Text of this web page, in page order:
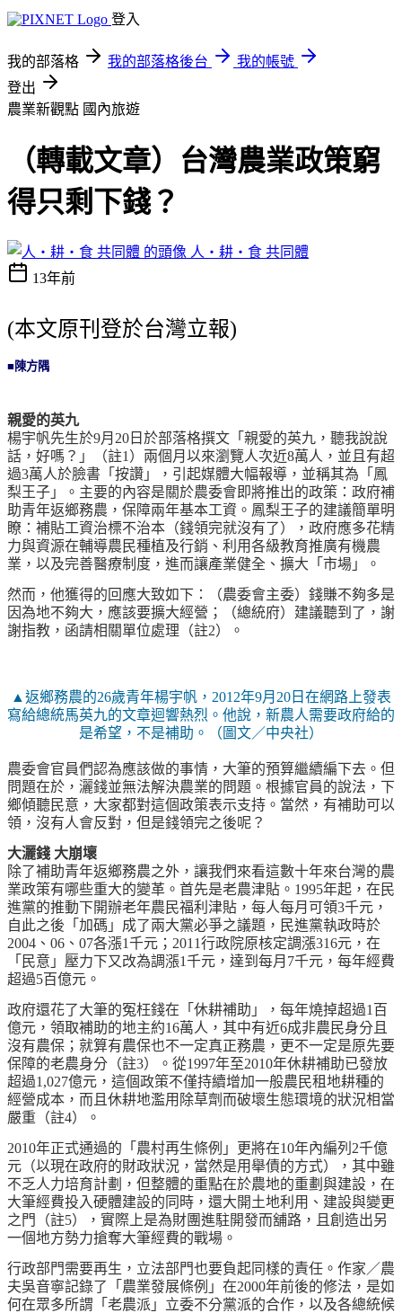
登入
我的部落格 我的部落格後台
我的帳號
登出
農業新觀點 國內旅遊
（轉載文章）台灣農業政策窮
得只剩下錢？
人‧耕‧食 共同體
13年前
(本文原刊登於台灣立報)
■陳方隅
親愛的英九
楊宇帆先生於9月20日於部落格撰文「親愛的英九，聽我說說
話，好嗎？」（註1）兩個月以來瀏覽人次近8萬人，並且有超
過3萬人於臉書「按讚」，引起媒體大幅報導，並稱其為「鳳
梨王子」。主要的內容是關於農委會即將推出的政策：政府補
助青年返鄉務農，保障兩年基本工資。鳳梨王子的建議簡單明
瞭：補貼工資治標不治本（錢領完就沒有了），政府應多花精
力與資源在輔導農民種植及行銷、利用各級教育推廣有機農
業，以及完善醫療制度，進而讓產業健全、擴大「市場」。
然而，他獲得的回應大致如下：（農委會主委）錢賺不夠多是
因為地不夠大，應該要擴大經營；（總統府）建議聽到了，謝
謝指教，函請相關單位處理（註2）。
▲返鄉務農的26歲青年楊宇帆，2012年9月20日在網路上發表
寫給總統馬英九的文章迴響熱烈。他說，新農人需要政府給的
是希望，不是補助。（圖文／中央社）
農委會官員們認為應該做的事情，大筆的預算繼續編下去。但
問題在於，灑錢並無法解決農業的問題。根據官員的說法，下
鄉傾聽民意，大家都對這個政策表示支持。當然，有補助可以
領，沒有人會反對，但是錢領完之後呢？
大灑錢 大崩壞
除了補助青年返鄉務農之外，讓我們來看這數十年來台灣的農
業政策有哪些重大的變革。首先是老農津貼。1995年起，在民
進黨的推動下開辦老年農民福利津貼，每人每月可領3千元，
自此之後「加碼」成了兩大黨必爭之議題，民進黨執政時於
2004、06、07各漲1千元；2011行政院原核定調漲316元，在
「民意」壓力下又改為調漲1千元，達到每月7千元，每年經費
超過5百億元。
政府還花了大筆的冤枉錢在「休耕補助」，每年燒掉超過1百
億元，領取補助的地主約16萬人，其中有近6成非農民身分且
沒有農保；就算有農保也不一定真正務農，更不一定是原先要
保障的老農身分（註3）。從1997年至2010年休耕補助已發放
超過1,027億元，這個政策不僅持續增加一般農民租地耕種的
經營成本，而且休耕地濫用除草劑而破壞生態環境的狀況相當
嚴重（註4）。
2010年正式通過的「農村再生條例」更將在10年內編列2千億
元（以現在政府的財政狀況，當然是用舉債的方式），其中雖
不乏人力培育計劃，但整體的重點在於農地的重劃與建設，在
大筆經費投入硬體建設的同時，還大開土地利用、建設與變更
之門（註5），實際上是為財團進駐開發而舖路，且創造出另
一個地方勢力搶奪大筆經費的戰場。
行政部門需要再生，立法部門也要負起同樣的責任。作家／農
夫吳音寧記錄了「農業發展條例」在2000年前後的修法，是如
何在眾多所謂「老農派」立委不分黨派的合作，以及各總統候